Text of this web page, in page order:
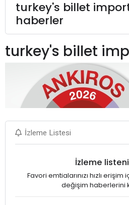
turkey's billet
haberler
turkey's billet
İzleme Listesi
İzleme
Favori emtialarınızı hızlı
değişim haberlerini